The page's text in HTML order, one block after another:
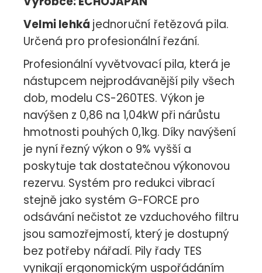
Velmi lehká jednoruční řetězová pila.
Určená pro profesionální řezání.
Profesionální vyvětvovací pila, která je
nástupcem nejprodávanější pily všech
dob, modelu CS-260TES. Výkon je
navýšen z 0,86 na 1,04kW při nárůstu
hmotnosti pouhých 0,1kg. Díky navýšení
je nyní řezný výkon o 9% vyšší a
poskytuje tak dostatečnou výkonovou
rezervu. Systém pro redukci vibrací
stejně jako systém G-FORCE pro
odsávání nečistot ze vzduchového filtru
jsou samozřejmostí, který je dostupný
bez potřeby nářadí. Pily řady TES
vynikají ergonomickým uspořádáním